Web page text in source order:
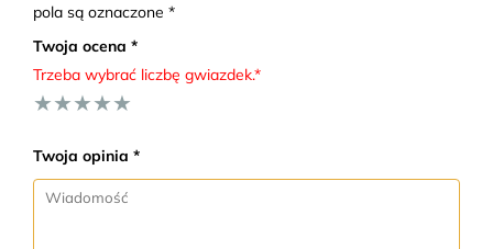
pola są oznaczone *
Twoja ocena *
Trzeba wybrać liczbę gwiazdek.*
★
★
★
★
★
Twoja opinia *